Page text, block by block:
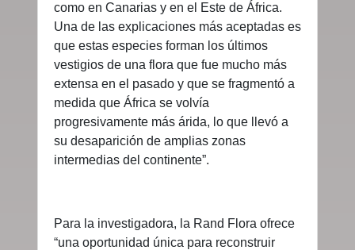
como en Canarias y en el Este de África.
Una de las explicaciones más aceptadas es
que estas especies forman los últimos
vestigios de una flora que fue mucho más
extensa en el pasado y que se fragmentó a
medida que África se volvía
progresivamente más árida, lo que llevó a
su desaparición de amplias zonas
intermedias del continente”.
Para la investigadora, la Rand Flora ofrece
“una oportunidad única para reconstruir